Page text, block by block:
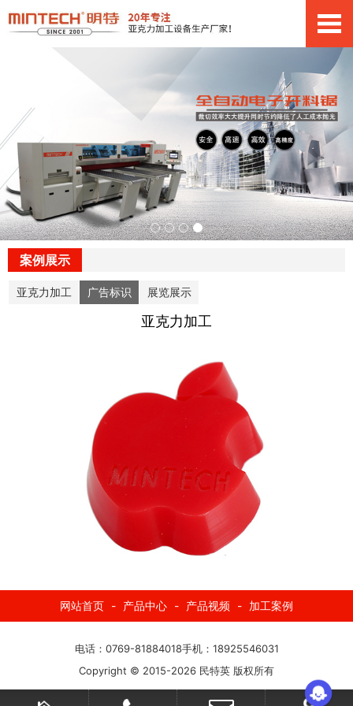
案例展示
亚克力加工 广告标识 展览展示
亚克力加工
网站首页 - 产品中心 - 产品视频 - 加工案例
电话： 0769-81884018手机：18925546031
Copyright © 2015-2026 民特英 版权所有